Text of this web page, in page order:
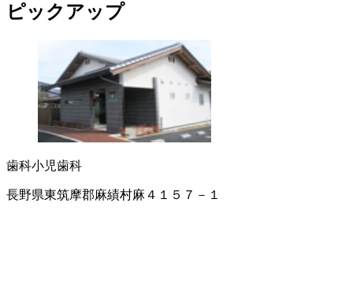
ピックアップ
歯科小児歯科
長野県東筑摩郡麻績村麻４１５７－１